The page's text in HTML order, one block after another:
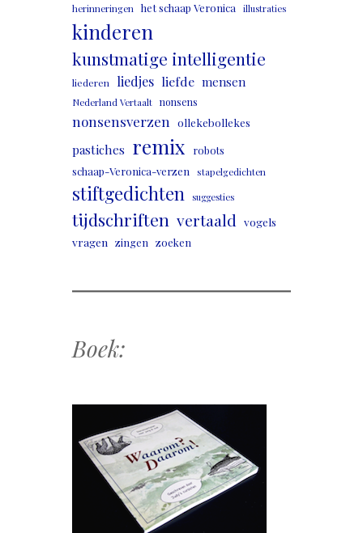
herinneringen het schaap Veronica illustraties
kinderen
kunstmatige intelligentie
liederen liedjes liefde mensen
Nederland Vertaalt nonsens
nonsensverzen ollekebollekes
pastiches remix
robots
schaap-Veronica-verzen stapelgedichten
stiftgedichten suggesties
tijdschriften vertaald vogels
vragen zingen zoeken
Boek: